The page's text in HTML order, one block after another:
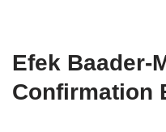
Efek Baader-
Confirmation